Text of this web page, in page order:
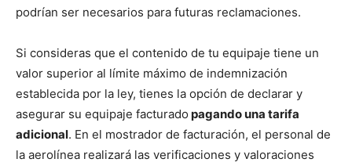
podrían ser necesarios para futuras reclamaciones.
Si consideras que el contenido de tu equipaje tiene un
valor superior al límite máximo de indemnización
establecida por la ley, tienes la opción de declarar y
asegurar su equipaje facturado pagando una tarifa
adicional. En el mostrador de facturación, el personal de
la aerolínea realizará las verificaciones y valoraciones